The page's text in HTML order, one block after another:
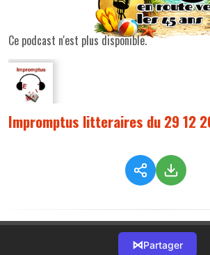
Ce podcast n'est plus disponible.
Impromptus litteraires du 29 12
⋈Partager